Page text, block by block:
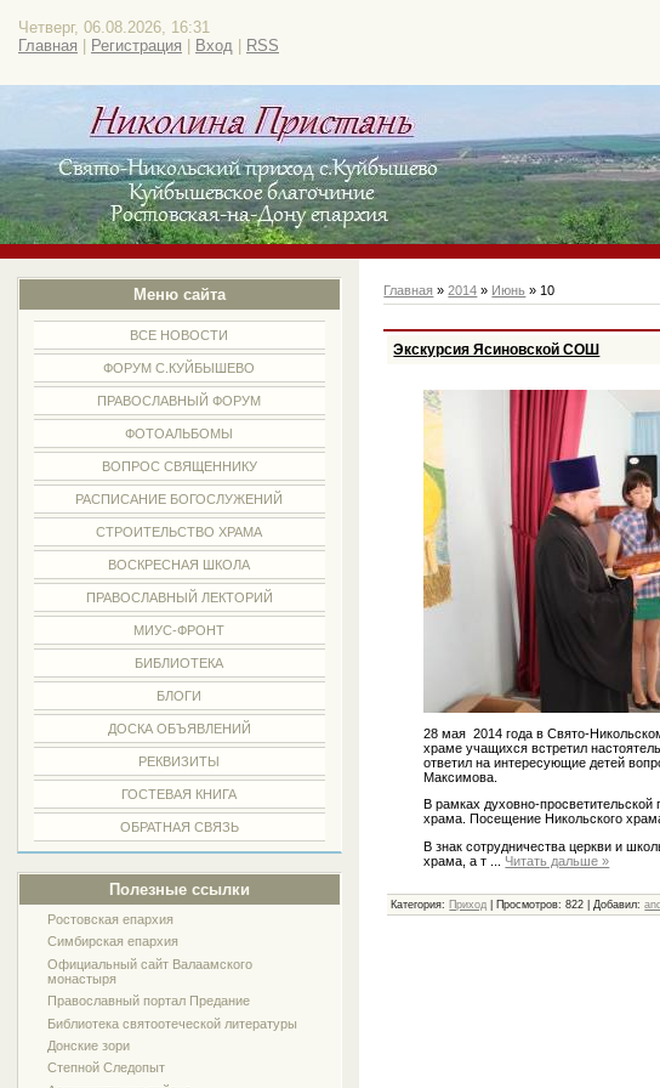
Четверг, 06.08.2026, 16:31
Главная
Регистрация Вход RSS
Меню сайта
ВСЕ НОВОСТИ
ФОРУМ С.КУЙБЫШЕВО
ПРАВОСЛАВНЫЙ ФОРУМ
ФОТОАЛЬБОМЫ
ВОПРОС СВЯЩЕННИКУ
РАСПИСАНИЕ БОГОСЛУЖЕНИЙ
СТРОИТЕЛЬСТВО ХРАМА
ВОСКРЕСНАЯ ШКОЛА
ПРАВОСЛАВНЫЙ ЛЕКТОРИЙ
МИУС-ФРОНТ
БИБЛИОТЕКА
БЛОГИ
ДОСКА ОБЪЯВЛЕНИЙ
РЕКВИЗИТЫ
ГОСТЕВАЯ КНИГА
ОБРАТНАЯ СВЯЗЬ
Полезные ссылки
Ростовская епархия
Симбирская епархия
Официальный сайт Валаамского
монастыря
Православный портал Предание
Библиотека святоотеческой литературы
Донские зори
Степной Следопыт
Главная »2014 » Июнь » 10
Экскурсия Ясиновской СОШ
28 мая 2014 года в Свято-
храме учащихся встретил
ответил на интересующие детей
Максимова.
В рамках духовно-
храма. Посещение Никольского
В знак сотрудничества церкви и
храма, а т
Читать дальше »
Категория: Приход | Просмотров: 822 | Добавил: